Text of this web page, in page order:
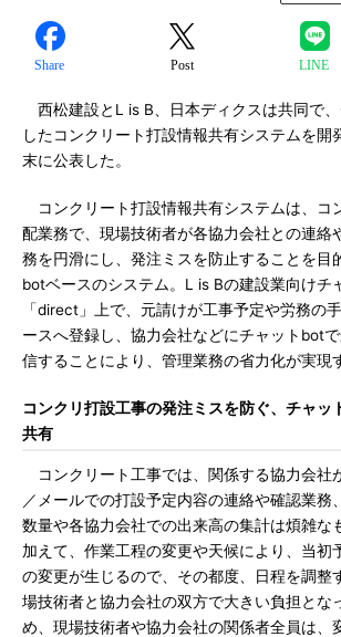
Share Post LINE
西松建設とL is B、日本ディクスは共同で
したコンクリート打設情報共有システムを開
末に公表した。
コンクリート打設情報共有システムは、コ
配業務で、現場技術者が各協力会社との連絡
務を円滑にし、発注ミスを防止することを目
botベースのシステム。L is Bの建設業向けチ
「direct」上で、元請けが工事予定や労務の
ースへ登録し、協力会社などにチャットbot
信することにより、管理業務の省力化が実現
コンクリ打設工事の発注ミスを防ぐ、チャッ
共有
コンクリート工事では、関係する協力会社
／メールでの打設予定内容の連絡や確認業務
数量や各協力会社での出来高の集計は煩雑な
加えて、作業工程の変更や天候により、当初
の変更が生じるので、その都度、日程を調整
場技術者と協力会社の双方で大きい負担とな
め、現場技術者や協力会社の関係者全員は、